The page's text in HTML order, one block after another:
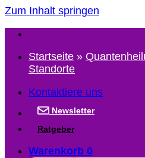
Zum Inhalt springen
Startseite »
Standorte
Kontaktiere uns
Newsletter
Ratgeber
Warenkorb 0